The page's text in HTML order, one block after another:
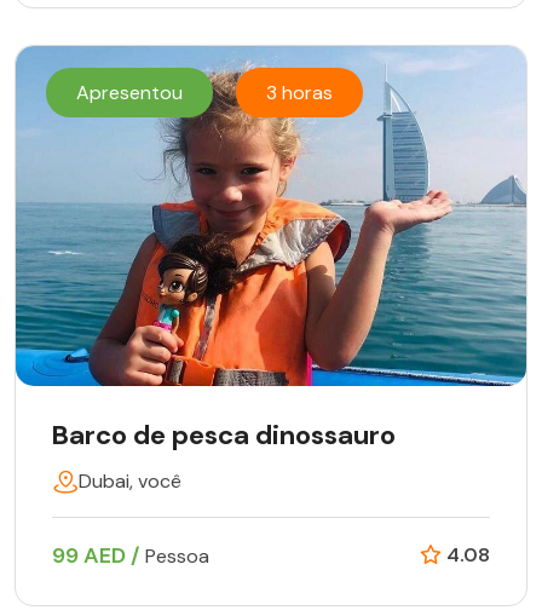
Apresentou 3 horas
Barco de pesca dinossauro
Dubai, você
99 AED / Pessoa 4.08